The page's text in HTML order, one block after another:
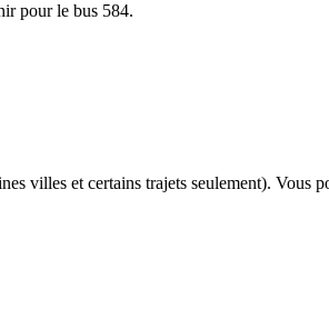
pour le bus 584.
villes et certains trajets seulement). Vous